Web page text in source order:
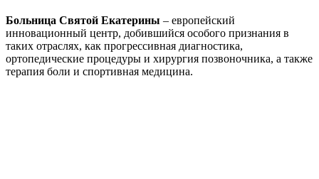
Больница Святой Екатерины – европейский
инновационный центр, добившийся особого признания в
таких отраслях, как прогрессивная диагностика,
ортопедические процедуры и хирургия позвоночника, а также
терапия боли и спортивная медицина.